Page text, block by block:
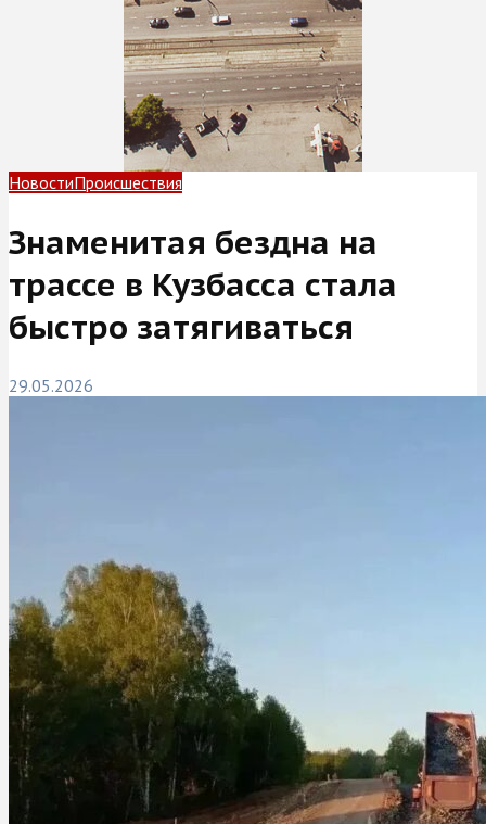
НовостиПроисшествия
Знаменитая бездна на
трассе в Кузбасса стала
быстро затягиваться
29.05.2026